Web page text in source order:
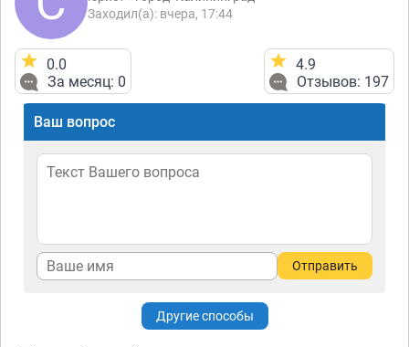
Заходил(а): вчера, 17:44
0.0
За месяц: 0
4.9
Отзывов: 197
Ваш вопрос
Отправить
Другие способы